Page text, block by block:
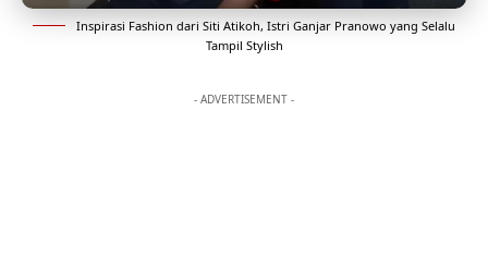
Inspirasi Fashion dari Siti Atikoh, Istri Ganjar Pranowo yang Selalu
Tampil Stylish
- ADVERTISEMENT -